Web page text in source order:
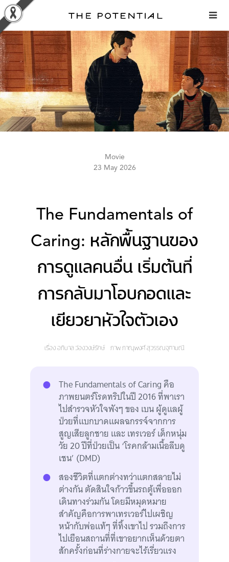
Skip
to
content
Movie
23 May 2026
The Fundamentals of
Caring: หลักพื้นฐานของ
การดูแลคนอื่น เริ่มต้นที่
การกลับมาโอบกอดและ
เยียวยาหัวใจตัวเอง
เรื่อง อภิบาล ว่องวงษ์รักษ์ ภาพ ภาณุพงศ์ สุวรรณจุฑามณี
The Fundamentals of Caring คือ
ภาพยนตร์โรดทริปในปี 2016 ที่พาเรา
ไปสำรวจหัวใจพังๆ ของ เบน ผู้ดูแลผู้
ป่วยที่แบกบาดแผลฉกรรจ์จากการ
สูญเสียลูกชาย และ เทรเวอร์ เด็กหนุ่ม
วัย 20 ปีที่ป่วยเป็น ‘โรคกล้ามเนื้อลีบดู
เชน’ (DMD)
สองชีวิตที่แตกต่างทว่าแตกสลายไม่
ต่างกัน ตัดสินใจก้าวขึ้นรถตู้เพื่อออก
เดินทางร่วมกัน โดยมีหมุดหมาย
สำคัญคือการพาเทรเวอร์ไปเผชิญ
หน้ากับพ่อแท้ๆ ที่ทิ้งเขาไป รวมถึงการ
ไปเยือนสถานที่ที่เขาอยากเห็นด้วยตา
สักครั้งก่อนที่ร่างกายจะไร้เรี่ยวแรง